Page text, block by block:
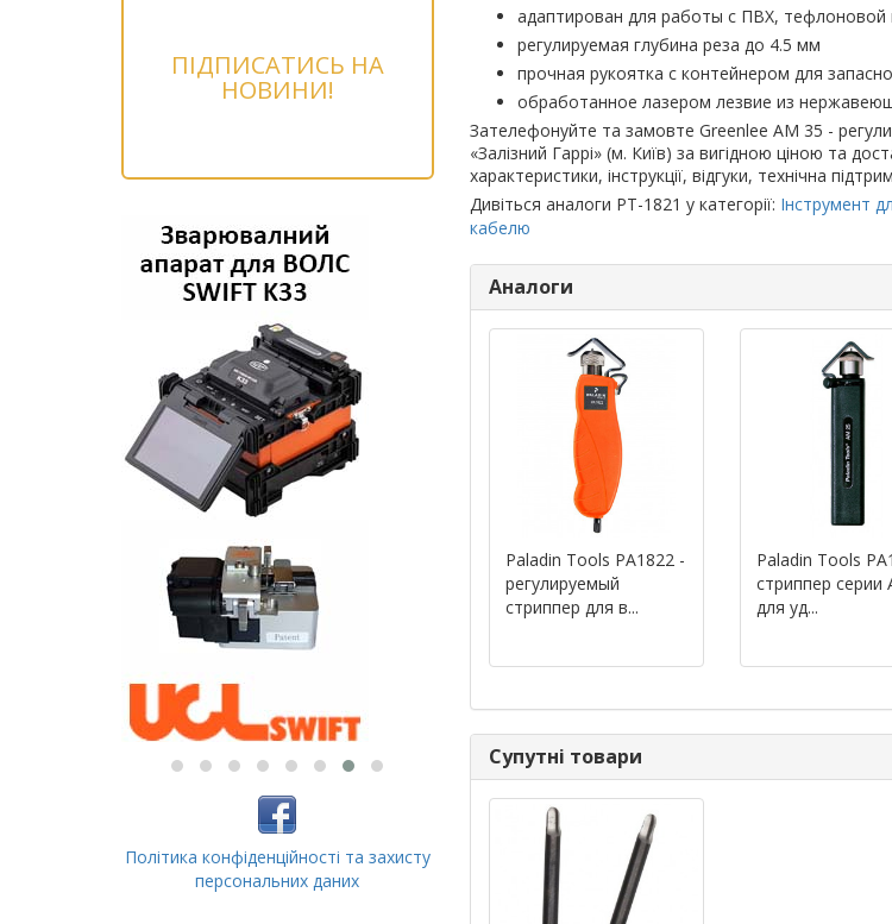
ПІДПИСАТИСЬ НА
НОВИНИ!
Політика конфіденційності та захисту
персональних даних
адаптирован для работы с ПВХ, тефлоновой
регулируемая глубина реза до 4.5 мм
прочная рукоятка с контейнером для
обработанное лазером лезвие из
Зателефонуйте та замовте Greenlee AM 35 -
«Залізний Гаррі» (м. Київ) за вигідною ціною та
характеристики, інструкції, відгуки, технічна
Дивіться аналоги PT-1821 у категорії: Інструмент
кабелю
Аналоги
Paladin Tools PA1822 -
регулируемый
стриппер для в...
Paladin Tools
стриппер серии
для уд...
Супутні товари